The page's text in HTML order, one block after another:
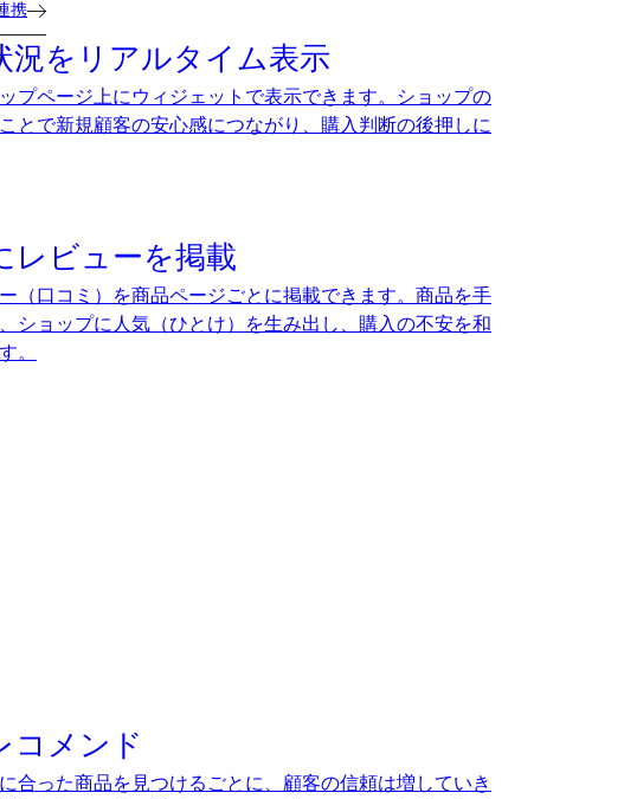
携
況をリアルタイム表示
プページ上にウィジェットで表示できます。ショップの
とで新規顧客の安心感につながり、購入判断の後押しに
レビューを掲載
（口コミ）を商品ページごとに掲載できます。商品を手
ショップに人気（ひとけ）を生み出し、購入の不安を和
。
コメンド
合った商品を見つけるごとに、顧客の信頼は増していき